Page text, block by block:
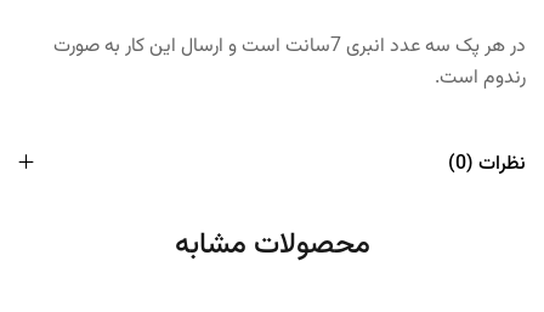
در هر پک سه عدد انبری 7سانت است و ارسال این کار به صورت
رندوم است.
نظرات (0)
محصولات مشابه